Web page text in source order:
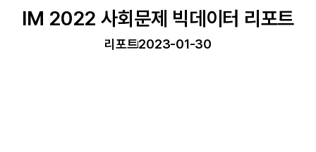
IM 2022 사회문제 빅데이터 리포트
리포트2023-01-30